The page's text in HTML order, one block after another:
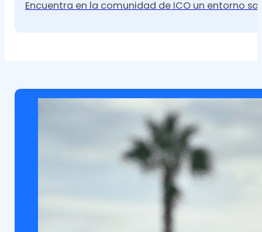
Encuentra en la comunidad de ICO un entorno